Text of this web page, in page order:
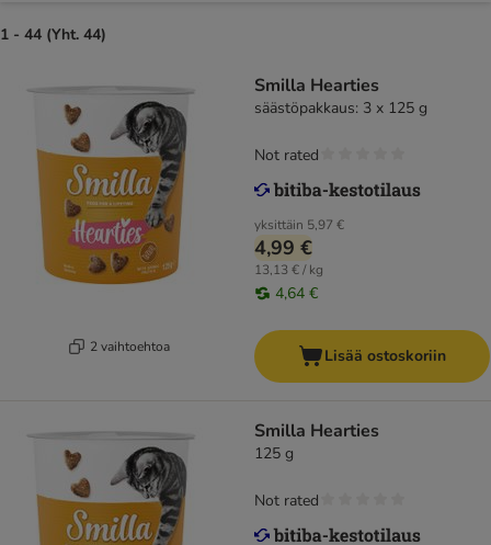
1 - 44 (Yht. 44)
2 vaihtoehtoa
Smilla Hearties
säästöpakkaus: 3 x 125 g
yksittäin 5,97 €
4,99 €
13,13 € / kg
4,64 €
Not rated
Lisää ostoskoriin
Smilla Hearties
125 g
Not rated